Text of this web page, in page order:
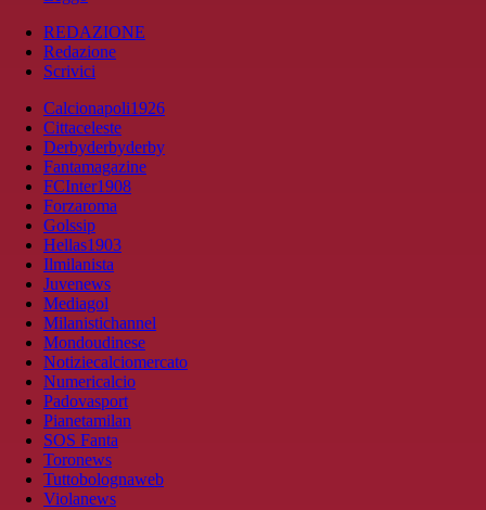
REDAZIONE
Redazione
Scrivici
Calcionapoli1926
Cittaceleste
Derbyderbyderby
Fantamagazine
FCInter1908
Forzaroma
Golssip
Hellas1903
Ilmilanista
Juvenews
Mediagol
Milanistichannel
Mondoudinese
Notiziecalciomercato
Numericalcio
Padovasport
Pianetamilan
SOS Fanta
Toronews
Tuttobolognaweb
Violanews